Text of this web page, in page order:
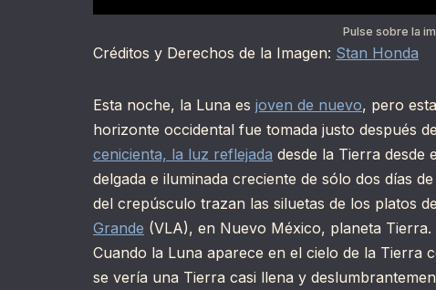
Pulse sobre la
Créditos y Derechos de la Imagen: Stan Honda
Esta noche, la Luna es joven de nuevo, pero
horizonte occidental fue tomada justo después
cenicienta, la luz reflejada desde la Tierra desde
delgada e iluminada creciente de sólo dos días
del crepúsculo trazan las siluetas de los platos
Grande (VLA), en Nuevo México, planeta
Cuando la Luna aparece en el cielo de la Tierra
se vería una Tierra casi llena y